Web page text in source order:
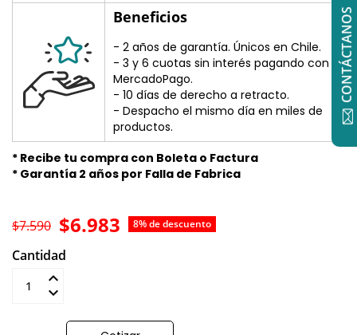
Beneficios
- 2 años de garantía. Únicos en Chile.
- 3 y 6 cuotas sin interés pagando con
MercadoPago.
- 10 días de derecho a retracto.
- Despacho el mismo día en miles de
productos.
* Recibe tu compra con Boleta o Factura
* Garantía 2 años por Falla de Fabrica
$6.983 8% de descuento
$7.590
Cantidad
CONTÁCTANOS